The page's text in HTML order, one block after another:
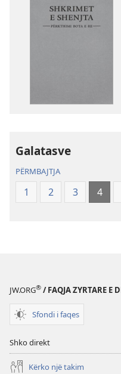
Galatasve
PËRMBAJTJA
1 2 3 4
JW.ORG® / FAQJA ZYRTARE E
Sfondi i faqes
Shko direkt
Kërko një takim